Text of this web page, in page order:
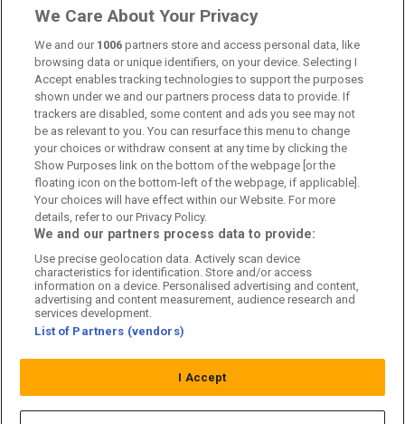
Om oss
Kontakta oss
Kundtjänst
Sponsor: Rekatochklart
Annonsera på Fotbolldirekt
Redaktionell policy
Personuppgiftspolicy
Cookiepolicy
Arkiv
We Care About Your Privacy
We and our 1006 partners store and access personal data, like
browsing data or unique identifiers, on your device. Selecting I
Accept enables tracking technologies to support the purposes
shown under we and our partners process data to provide. If
trackers are disabled, some content and ads you see may not
be as relevant to you. You can resurface this menu to change
your choices or withdraw consent at any time by clicking the
Show Purposes link on the bottom of the webpage [or the
floating icon on the bottom-left of the webpage, if applicable].
Your choices will have effect within our Website. For more
details, refer to our Privacy Policy.
We and our partners process data to provide:
Use precise geolocation data. Actively scan device
characteristics for identification. Store and/or access
information on a device. Personalised advertising and content,
advertising and content measurement, audience research and
services development.
List of Partners (vendors)
I Accept